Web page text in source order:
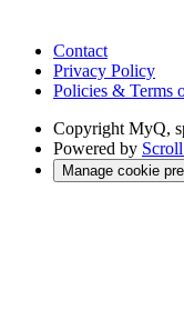
Contact
Privacy Policy
Policies & Terms
Copyright MyQ,
Powered by
Manage cookie